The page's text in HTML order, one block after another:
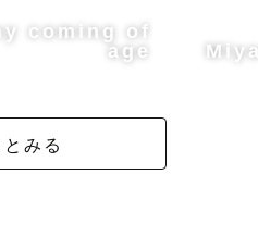
coming of
age
とみる